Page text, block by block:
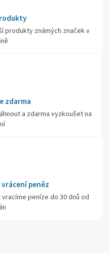
produkty známých značek v
zdarma
a zdarma vyzkoušet na
peněz
peníze do 30 dnů od